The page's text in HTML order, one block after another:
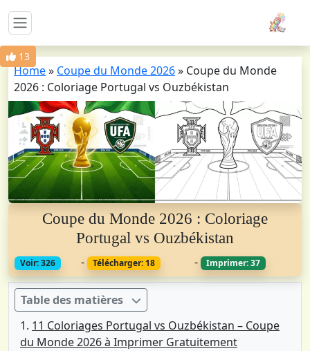
13
Home» Coupe du Monde 2026» Coupe du Monde
2026 : Coloriage Portugal vs Ouzbékistan
Coupe du Monde 2026 : Coloriage
Portugal vs Ouzbékistan
Voir: 326 - Télécharger: 18 - Imprimer: 37
Table des matières
11 Coloriages Portugal vs Ouzbékistan – Coupe
du Monde 2026 à Imprimer Gratuitement